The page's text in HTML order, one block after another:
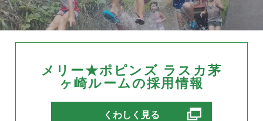
メリー★ポピンズ ラスカ茅
ヶ崎ルームの採用情報
くわしく見る別ウィンドウで開きます